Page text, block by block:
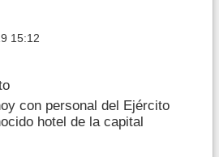
15:12
con personal del Ejército
hotel de la capital